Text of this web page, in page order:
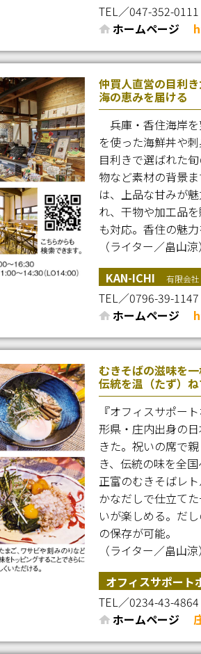
TEL／047-352-0111
ホームページ
仲買人直営の目利
海の恵みを届ける
兵庫・香住海岸
を使った海鮮丼や
目利きで選ばれた
物など素材の背景
は、上品な甘みが
れ、干物や加工品
も対応。香住の魅
（ライター／畠山涼）
KAN-ICHI
有限会社
TEL／0796-39-1147
ホームページ
むきそばの滋味を
伝統を温（たず）
『オフィスサポー
形県・庄内出身の
きた。祝いの席で
き、伝統の味を全
正富のむきそばレ
かなだしで仕立て
いが楽しめる。だ
の保存が可能。
（ライター／畠山涼）
オフィスサポート
TEL／0234-43-4864
ホームページ